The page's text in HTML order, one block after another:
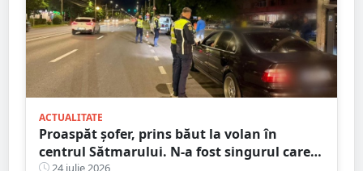
ACTUALITATE
Proaspăt șofer, prins băut la volan în
centrul Sătmarului. N-a fost singurul care a
24 iulie 2026